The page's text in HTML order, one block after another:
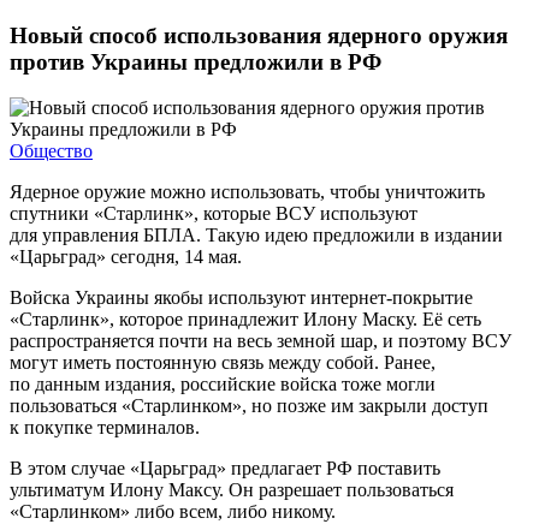
Новый способ использования ядерного оружия
против Украины предложили в РФ
Общество
Ядерное оружие можно использовать, чтобы уничтожить
спутники «Старлинк», которые ВСУ используют
для управления БПЛА. Такую идею предложили в издании
«Царьград» сегодня, 14 мая.
Войска Украины якобы используют интернет-покрытие
«Старлинк», которое принадлежит Илону Маску. Её сеть
распространяется почти на весь земной шар, и поэтому ВСУ
могут иметь постоянную связь между собой. Ранее,
по данным издания, российские войска тоже могли
пользоваться «Старлинком», но позже им закрыли доступ
к покупке терминалов.
В этом случае «Царьград» предлагает РФ поставить
ультиматум Илону Максу. Он разрешает пользоваться
«Старлинком» либо всем, либо никому.